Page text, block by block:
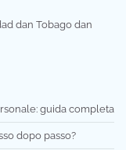
dan Tobago dan
guida completa
dopo passo?